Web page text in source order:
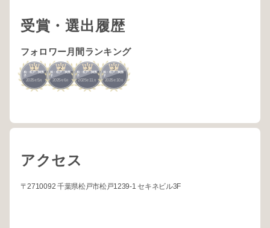
受賞・選出履歴
フォロワー月間ランキング
1
柏・松戸・我孫
子
2025年 5月
2
柏・松戸・我孫
子
2025年 6月
3
柏・松戸・我孫
子
2025年 11
3
柏・松戸・我孫
子
2025年 10
アクセス
〒2710092 千葉県松戸市松戸1239-1 セキネビル3F